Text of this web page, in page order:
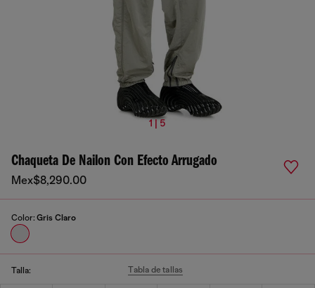
1 | 5
Chaqueta De Nailon Con Efecto Arrugado
Mex$8,290.00
Color: Gris Claro
Talla: Tabla de tallas